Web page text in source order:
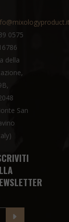
0575
della
San